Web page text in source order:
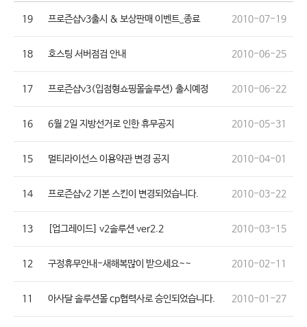
19 프로즌샵v3출시 & 보상판매 이벤트_종료 2010-07-19
18 호스팅 서버점검 안내 2010-06-25
17 프로즌샵v3(입점형쇼핑몰솔루션) 출시예정 2010-06-22
16 6월 2일 지방선거로 인한 휴무공지 2010-05-31
15 멀티라이선스 이용약관 변경 공지 2010-04-01
14 프로즌샵v2 기본 스킨이 변경되었습니다. 2010-03-22
13 [업그레이드] v2솔루션 ver2.2 2010-03-15
12 구정휴무안내-새해복많이 받으세요~~ 2010-02-11
11 아사달 솔루션몰 cp협력사로 승인되었습니다. 2010-01-27